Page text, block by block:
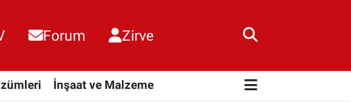
Forum Zirve
İnşaat ve Malzeme